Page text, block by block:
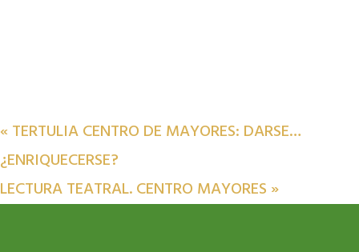
«TERTULIA CENTRO DE MAYORES: DARSE…
¿ENRIQUECERSE?
LECTURA TEATRAL. CENTRO MAYORES »